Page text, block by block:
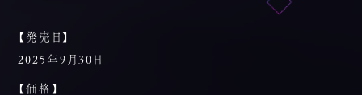
【発売日】
2025年9月30日
【価格】